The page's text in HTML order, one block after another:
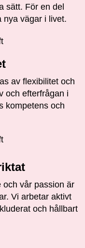
sätt. För en del
nya vägar i livet.
av flexibilitet och
och efterfrågan i
kompetens och
och vår passion är
Vi arbetar aktivt
och hållbart